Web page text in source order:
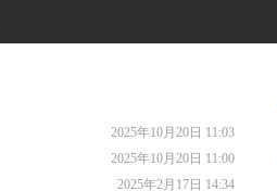
2025年10月20日 11:03
2025年10月20日 11:00
2025年2月17日 14:34